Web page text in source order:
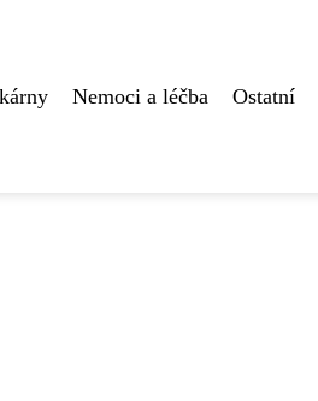
Nemoci a léčba Ostatní